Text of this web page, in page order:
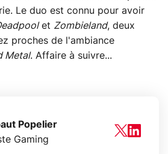
Le duo est connu pour avoir
et Zombieland, deux
proches de l'ambiance
Metal. Affaire à suivre...
Popelier
Gaming